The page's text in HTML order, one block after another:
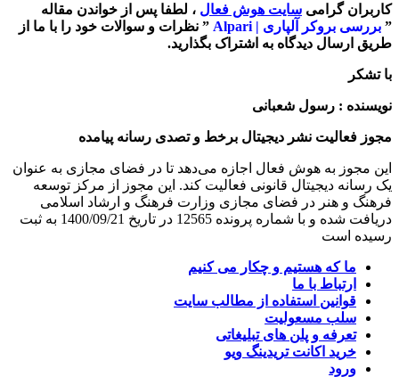
کاربران گرامی سایت هوش فعال ، لطفا پس از خواندن مقاله
” بررسی بروکر آلپاری | Alpari
” نظرات و سوالات خود را با ما از
طریق ارسال دیدگاه به اشتراک بگذارید.
با تشکر
نویسنده : رسول شعبانی
مجوز فعالیت نشر دیجیتال برخط و تصدی رسانه پیامده
این مجوز به هوش فعال اجازه می‌دهد تا در فضای مجازی به عنوان
یک رسانه دیجیتال قانونی فعالیت کند. این مجوز از مرکز توسعه
فرهنگ و هنر در فضای مجازی وزارت فرهنگ و ارشاد اسلامی
دریافت شده و با شماره پرونده 12565 در تاریخ 1400/09/21 به ثبت
رسیده است
ما که هستیم و چکار می کنیم
ارتباط با ما
قوانین استفاده از مطالب سایت
سلب مسعولیت
تعرفه و پلن های تبلیغاتی
خرید اکانت تریدینگ ویو
ورود